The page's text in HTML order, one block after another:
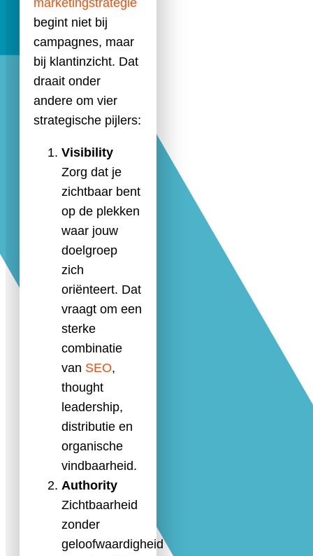
marketingstrategie
begint niet bij
campagnes, maar
bij klantinzicht. Dat
draait onder
andere om vier
strategische pijlers:
Visibility
Zorg dat je
zichtbaar bent
op de plekken
waar jouw
doelgroep
zich
oriënteert. Dat
vraagt om een
sterke
combinatie
van SEO,
thought
leadership,
distributie en
organische
vindbaarheid.
Authority
Zichtbaarheid
zonder
geloofwaardigheid